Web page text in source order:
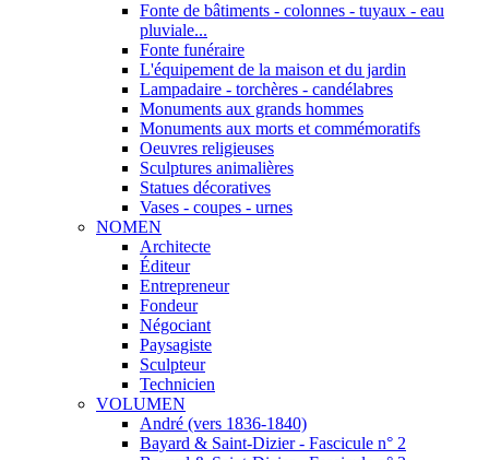
Fonte de bâtiments - colonnes - tuyaux - eau
pluviale...
Fonte funéraire
L'équipement de la maison et du jardin
Lampadaire - torchères - candélabres
Monuments aux grands hommes
Monuments aux morts et commémoratifs
Oeuvres religieuses
Sculptures animalières
Statues décoratives
Vases - coupes - urnes
NOMEN
Architecte
Éditeur
Entrepreneur
Fondeur
Négociant
Paysagiste
Sculpteur
Technicien
VOLUMEN
André (vers 1836-1840)
Bayard & Saint-Dizier - Fascicule n° 2